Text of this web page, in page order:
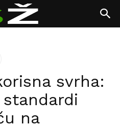
svrha:
standardi
na